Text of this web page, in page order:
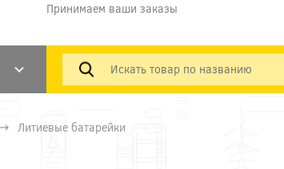
Принимаем ваши заказы
Литиевые батарейки